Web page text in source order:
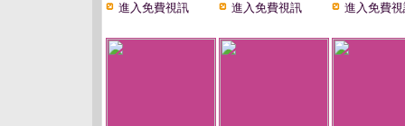
進入免費視訊 進入免費視訊 進入免費